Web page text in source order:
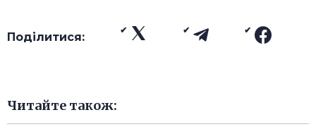
Поділитися:
Читайте також: